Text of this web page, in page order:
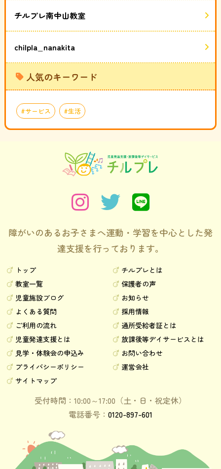
チルプレ南中山教室
chilpla_nanakita
人気のキーワード
サービス 生活
障がいのあるお子さまへ運動・学習を中心とした発
達支援を行っております。
トップ
チルプレとは
教室一覧
保護者の声
児童施設ブログ
お知らせ
よくある質問
採用情報
ご利用の流れ
通所受給者証とは
児童発達支援とは
放課後等デイサービスとは
見学・体験会の申込み
お問い合わせ
プライバシーポリシー
運営会社
サイトマップ
受付時間：10:00～17:00（土・日・祝定休）
電話番号： 0120-897-601